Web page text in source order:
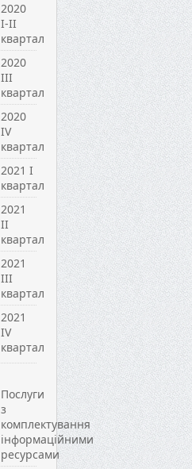
2020
I-II
квартал
2020
III
квартал
2020
IV
квартал
2021 I
квартал
2021
ІІ
квартал
2021
ІІІ
квартал
2021
IV
квартал
Послуги
з
комплектування
інформаційними
ресурсами